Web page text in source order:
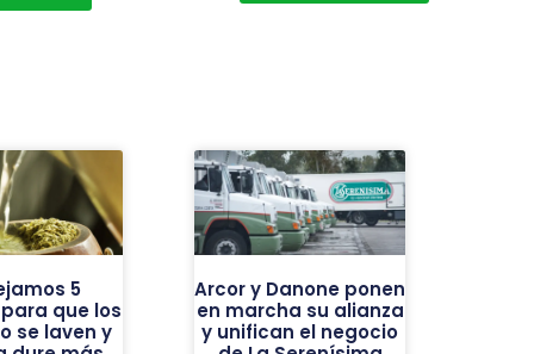
5
que los
se laven y
Arcor y Danone ponen
en marcha su alianza
y unifican el negocio